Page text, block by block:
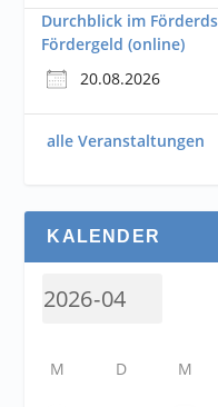
Durchblick im
Fördergeld (online)
20.08.2026
alle Veranstaltungen
KALENDER
M D M